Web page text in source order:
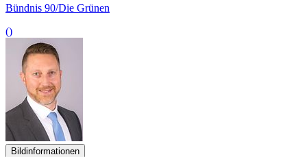
Bündnis 90/Die Grünen
()
Bildinformationen